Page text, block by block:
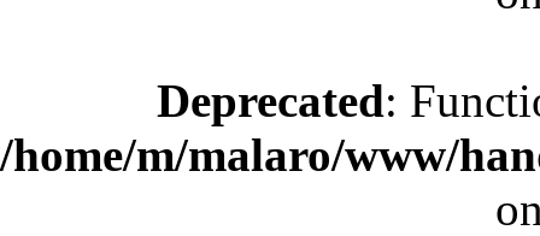
Deprecated:
/home/m/malaro/www/